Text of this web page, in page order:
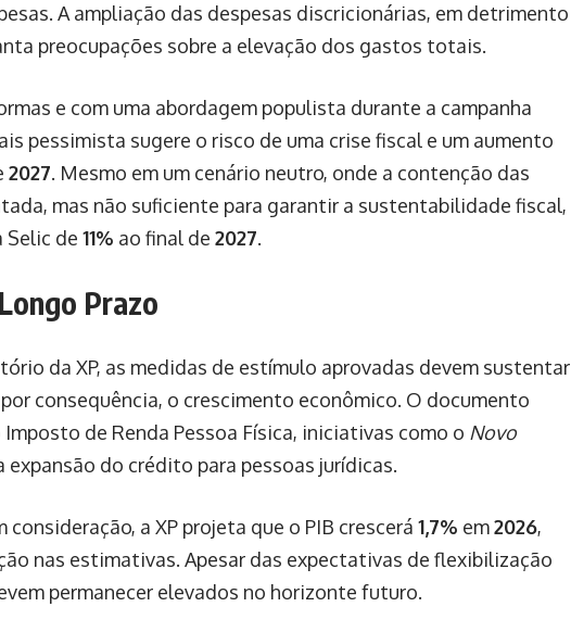
A ampliação das despesas discricionárias, em detrimento
preocupações sobre a elevação dos gastos totais.
e com uma abordagem populista durante a campanha
pessimista sugere o risco de uma crise fiscal e um aumento
2027. Mesmo em um cenário neutro, onde a contenção das
mas não suficiente para garantir a sustentabilidade fiscal,
Selic de 11% ao final de 2027.
Prazo
da XP, as medidas de estímulo aprovadas devem sustentar
consequência, o crescimento econômico. O documento
de Renda Pessoa Física, iniciativas como o Novo
expansão do crédito para pessoas jurídicas.
consideração, a XP projeta que o PIB crescerá 1,7% em2026,
nas estimativas. Apesar das expectativas de flexibilização
permanecer elevados no horizonte futuro.